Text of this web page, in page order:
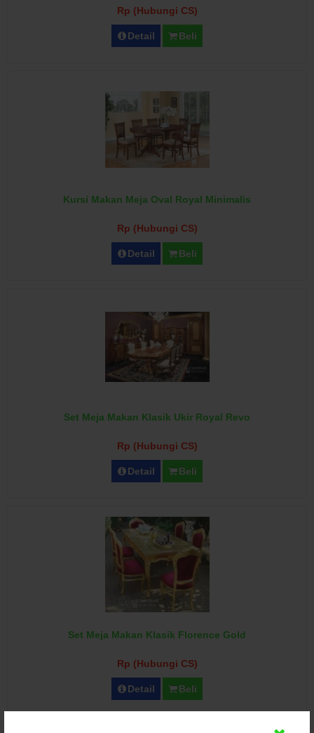
Rp (Hubungi CS)
Detail Beli
Kursi Makan Meja Oval Royal Minimalis
Rp (Hubungi CS)
Detail Beli
Set Meja Makan Klasik Ukir Royal Revo
Rp (Hubungi CS)
Detail Beli
Set Meja Makan Klasik Florence Gold
Rp (Hubungi CS)
Detail Beli